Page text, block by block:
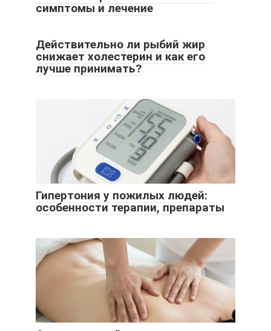
симптомы и лечение
Действительно ли рыбий жир
снижает холестерин и как его
лучше принимать?
Гипертония у пожилых людей:
особенности терапии, препараты